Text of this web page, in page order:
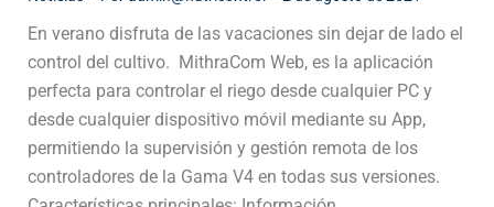
En verano disfruta de las vacaciones sin dejar de lado el
control del cultivo. MithraCom Web, es la aplicación
perfecta para controlar el riego desde cualquier PC y
desde cualquier dispositivo móvil mediante su App,
permitiendo la supervisión y gestión remota de los
controladores de la Gama V4 en todas sus versiones.